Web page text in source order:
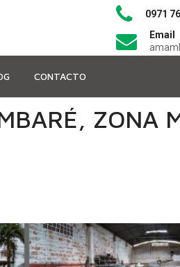
0971
Email
CONTACTO
ZONA